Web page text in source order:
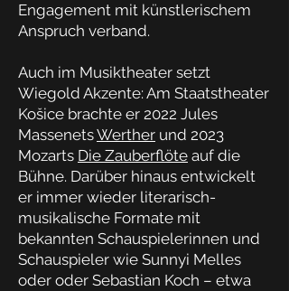
Engagement mit künstlerischem
Anspruch verband.
Auch im Musiktheater setzt
Wiegold Akzente: Am Staatstheater
Košice brachte er 2022 Jules
MassenetsWerther und 2023
Mozarts Die Zauberflöte auf die
Bühne. Darüber hinaus entwickelt
er immer wieder literarisch-
musikalische Formate mit
bekannten Schauspielerinnen und
Schauspieler wie Sunnyi Melles
oder oder Sebastian Koch – etwa